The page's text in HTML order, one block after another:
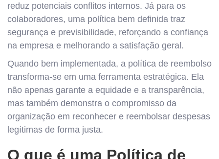
reduz potenciais conflitos internos. Já para os
colaboradores, uma política bem definida traz
segurança e previsibilidade, reforçando a confiança
na empresa e melhorando a satisfação geral.
Quando bem implementada, a política de reembolso
transforma-se em uma ferramenta estratégica. Ela
não apenas garante a equidade e a transparência,
mas também demonstra o compromisso da
organização em reconhecer e reembolsar despesas
legítimas de forma justa.
O que é uma Política de